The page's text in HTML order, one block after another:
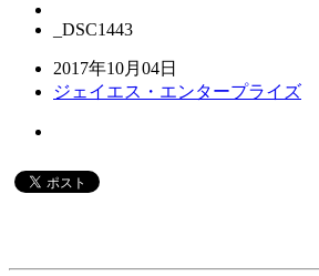
_DSC1443
2017年10月04日
ジェイエス・エンタープライズ